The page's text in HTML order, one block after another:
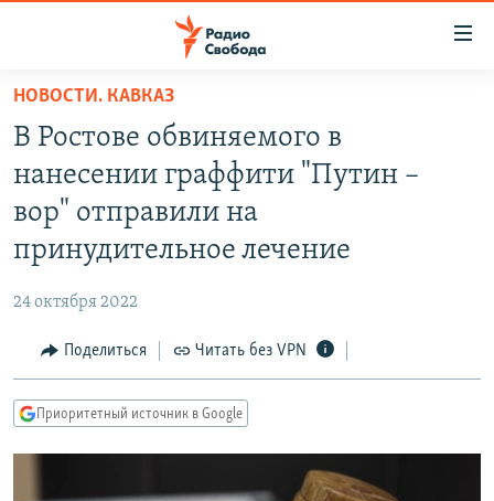
упрощенного
доступа
основному
содержанию
Вернутся
навигации
Вернутся
АВТОРСКИЕ ПРОЕКТЫ
КУЛЬТУРА
IDEL.РЕАЛИИ
КАВКАЗ.РЕАЛИИ
НОВОСТИ. КАВКАЗ
В Ростове обвиняемого в
нанесении граффити "Путин –
вор" отправили на
принудительное лечение
24 октября 2022
Поделиться Читать без VPN
Приоритетный источник в Google